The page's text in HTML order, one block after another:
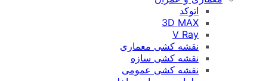
اتوکد
3D MAX
V Ray
نقشه کشی معماری
نقشه کشی سازه
نقشه کشی عمومی